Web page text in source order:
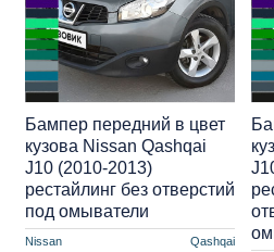
Nissan Qashqai
Бампер передний в цвет
кузова Nissan Qashqai
J10 (2010-2013)
рестайлинг без отверстий
под омыватели